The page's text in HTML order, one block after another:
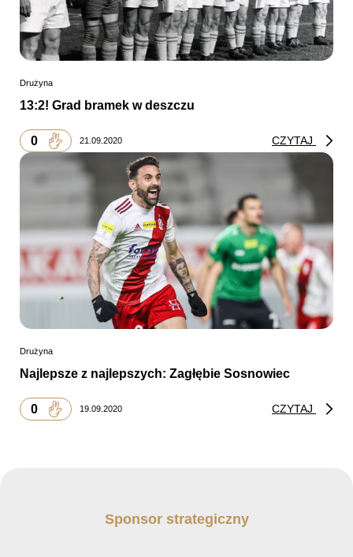
Drużyna
13:2! Grad bramek w deszczu
0 21.09.2020 CZYTAJ
Drużyna
Najlepsze z najlepszych: Zagłębie Sosnowiec
0 19.09.2020 CZYTAJ
Sponsor strategiczny